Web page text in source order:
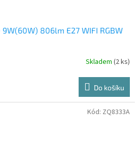
9W(60W) 806lm E27 WIFI RGBW
Skladem (2 ks)
Do košíku
Kód: ZQ8333A